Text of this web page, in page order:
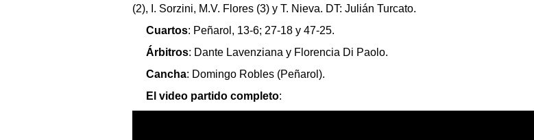
(2), I. Sorzini, M.V. Flores (3) y T. Nieva. DT: Julián Turcato.
Cuartos: Peñarol, 13-6; 27-18 y 47-25.
Árbitros: Dante Lavenziana y Florencia Di Paolo.
Cancha: Domingo Robles (Peñarol).
El video partido completo: